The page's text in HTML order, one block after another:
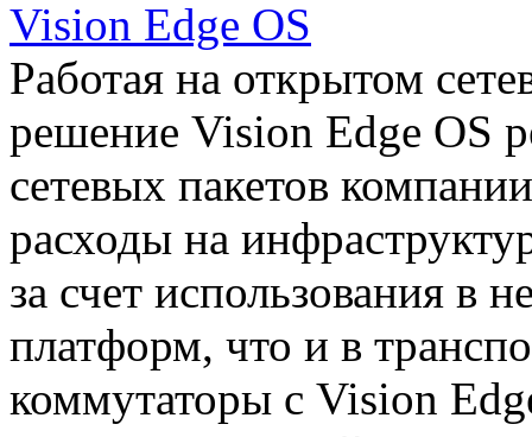
Vision Edge OS
Работая на открытом
решение Vision Edge OS
сетевых пакетов
расходы на
за счет использования в
платформ, что и в
коммутаторы с Vision